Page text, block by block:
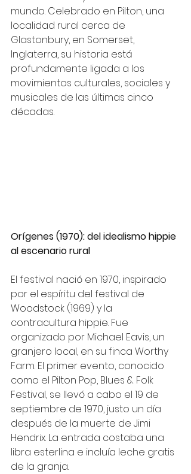
mundo. Celebrado en Pilton, una
localidad rural cerca de
Glastonbury, en Somerset,
Inglaterra, su historia está
profundamente ligada a los
movimientos culturales, sociales y
musicales de las últimas cinco
décadas.
Orígenes (1970): del idealismo hippie
al escenario rural
El festival nació en 1970, inspirado
por el espíritu del festival de
Woodstock (1969) y la
contracultura hippie. Fue
organizado por Michael Eavis, un
granjero local, en su finca Worthy
Farm. El primer evento, conocido
como el Pilton Pop, Blues & Folk
Festival, se llevó a cabo el 19 de
septiembre de 1970, justo un día
después de la muerte de Jimi
Hendrix. La entrada costaba una
libra esterlina e incluía leche gratis
de la granja.